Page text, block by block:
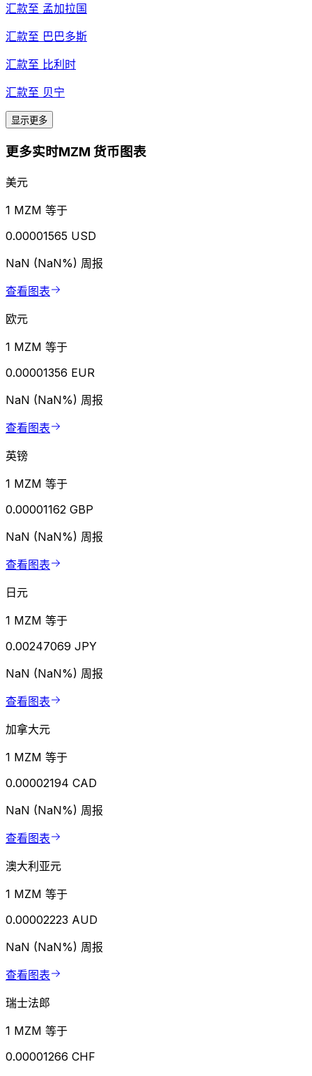
汇款至 孟加拉国
汇款至 巴巴多斯
汇款至 比利时
汇款至 贝宁
显示更多
更多实时MZM 货币图表
美元
1 MZM 等于
0.00001565 USD
NaN (NaN%) 周报
查看图表
欧元
1 MZM 等于
0.00001356 EUR
NaN (NaN%) 周报
查看图表
英镑
1 MZM 等于
0.00001162 GBP
NaN (NaN%) 周报
查看图表
日元
1 MZM 等于
0.00247069 JPY
NaN (NaN%) 周报
查看图表
加拿大元
1 MZM 等于
0.00002194 CAD
NaN (NaN%) 周报
查看图表
澳大利亚元
1 MZM 等于
0.00002223 AUD
NaN (NaN%) 周报
查看图表
瑞士法郎
1 MZM 等于
0.00001266 CHF